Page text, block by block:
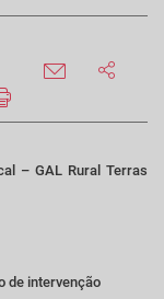
– GAL Rural Terras
de intervenção